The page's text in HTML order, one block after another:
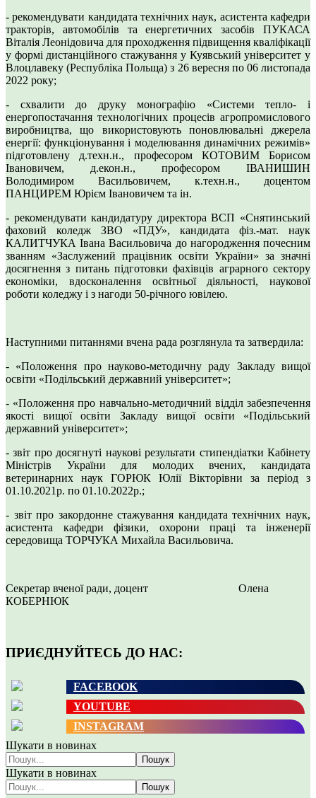
- рекомендувати кандидата технічних наук, асистента кафедри
тракторів, автомобілів та енергетичних засобів ПУКАСА
Віталія Леонідовича для проходження підвищення кваліфікації
у формі дистанційного стажування у Куявський університет у
Влоцлавеку (Республіка Польща) з 26 вересня по 06 листопада
2022 року;
- схвалити до друку монографію «Системи тепло- і
енергопостачання технологічних процесів агропромислового
виробництва, що використовують поновлювальні джерела
енергії: функціонування і моделювання динамічних режимів»
підготовлену д.техн.н., професором КОТОВИМ Борисом
Івановичем, д.екон.н., професором ІВАНИШИН
Володимиром Васильовичем, к.техн.н., доцентом
ПАНЦИРЕМ Юрієм Івановичем та ін.
- рекомендувати кандидатуру директора ВСП «Снятинський
фаховий коледж ЗВО «ПДУ», кандидата фіз.-мат. наук
КАЛИТЧУКА Івана Васильовича до нагородження почесним
званням «Заслужений працівник освіти України» за значні
досягнення з питань підготовки фахівців аграрного сектору
економіки, вдосконалення освітньої діяльності, наукової
роботи коледжу і з нагоди 50-річного ювілею.
Наступними питаннями вчена рада розглянула та затвердила:
- «Положення про науково-методичну раду Закладу вищої
освіти «Подільський державний університет»;
- «Положення про навчально-методичний відділ забезпечення
якості вищої освіти Закладу вищої освіти «Подільський
державний університет»;
- звіт про досягнуті наукові результати стипендіатки Кабінету
Міністрів України для молодих вчених, кандидата
ветеринарних наук ГОРЮК Юлії Вікторівни за період з
01.10.2021р. по 01.10.2022р.;
- звіт про закордонне стажування кандидата технічних наук,
асистента кафедри фізики, охорони праці та інженерії
середовища ТОРЧУКА Михайла Васильовича.
Секретар вченої ради, доцент Олена
КОБЕРНЮК
ПРИЄДНУЙТЕСЬ ДО НАС:
FACEBOOK
YOUTUBE
INSTAGRAM
Шукати в новинах
Пошук
Шукати в новинах
Пошук